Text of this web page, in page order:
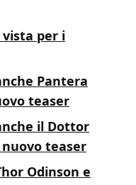
vista per i
Pantera
teaser
il Dottor
teaser
Odinson e